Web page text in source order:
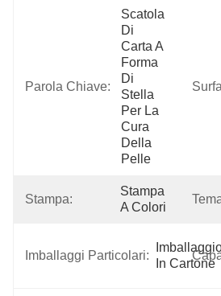
Parola Chiave:
Scatola
Di
Carta A
Forma
Di
Stella
Per La
Cura
Della
Pelle
Stampa:
Stampa
A Colori
Imballaggi Particolari:
In Cartone